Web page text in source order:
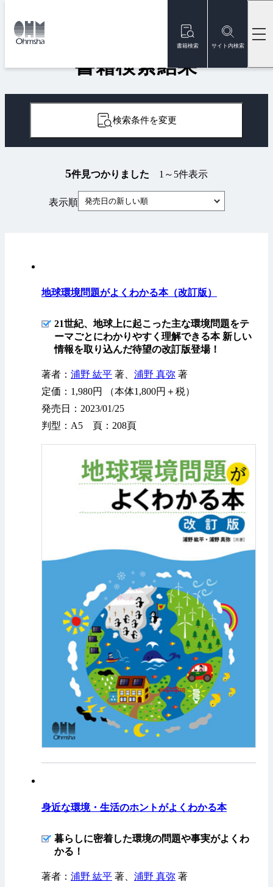
書籍検索 サイト内検索
トップ
書籍検索結果
検索条件を変更
5件見つかりました 1～5件表示
表示順 発売日の新しい順
地球環境問題がよくわかる本（改訂版）
21世紀、地球上に起こった主な環境問題をテ
ーマごとにわかりやすく理解できる本 新しい
情報を取り込んだ待望の改訂版登場！
著者： 浦野 紘平 著、 浦野 真弥 著
定価：1,980円 （本体1,800円＋税）
発売日：2023/01/25
判型：A5 頁：208頁
身近な環境・生活のホントがよくわかる本
暮らしに密着した環境の問題や事実がよくわ
かる！
著者： 浦野 紘平 著、 浦野 真弥 著